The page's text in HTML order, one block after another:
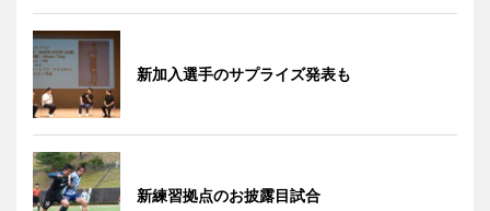
新加入選手のサプライズ発表も
新練習拠点のお披露目試合